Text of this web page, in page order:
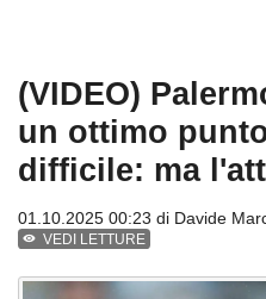
(VIDEO)
un ottimo
difficile: ma
01.10.2025 00:23 di Davide
VEDI LETTURE